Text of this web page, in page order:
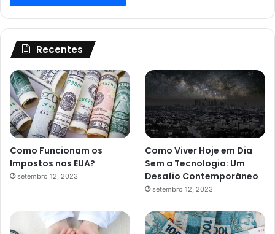
Recentes
Como Funcionam os
Impostos nos EUA?
setembro 12, 2023
Como Viver Hoje em Dia
Sem a Tecnologia: Um
Desafio Contemporâneo
setembro 12, 2023